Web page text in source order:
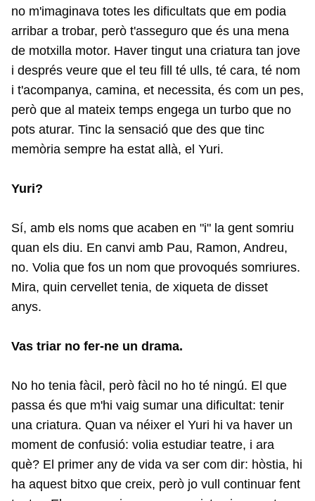
no m'imaginava totes les dificultats que em podia
arribar a trobar, però t'asseguro que és una mena
de motxilla motor. Haver tingut una criatura tan jove
i després veure que el teu fill té ulls, té cara, té nom
i t'acompanya, camina, et necessita, és com un pes,
però que al mateix temps engega un turbo que no
pots aturar. Tinc la sensació que des que tinc
memòria sempre ha estat allà, el Yuri.
Yuri?
Sí, amb els noms que acaben en "i" la gent somriu
quan els diu. En canvi amb Pau, Ramon, Andreu,
no. Volia que fos un nom que provoqués somriures.
Mira, quin cervellet tenia, de xiqueta de disset
anys.
Vas triar no fer-ne un drama.
No ho tenia fàcil, però fàcil no ho té ningú. El que
passa és que m'hi vaig sumar una dificultat: tenir
una criatura. Quan va néixer el Yuri hi va haver un
moment de confusió: volia estudiar teatre, i ara
què? El primer any de vida va ser com dir: hòstia, hi
ha aquest bitxo que creix, però jo vull continuar fent